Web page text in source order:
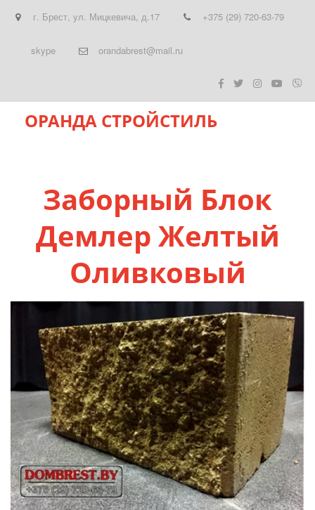
г. Брест, ул. Мицкевича, д.17 +375 (29) 720-63-79
skype orandabrest@mail.ru
ОРАНДА СТРОЙСТИЛЬ
Заборный Блок
Демлер Желтый
Оливковый